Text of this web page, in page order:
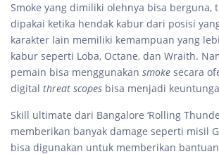
Smoke yang dimiliki olehnya bisa berguna,
dipakai ketika hendak kabur dari posisi
karakter lain memiliki kemampuan yang
kabur seperti Loba, Octane, dan Wraith.
pemain bisa menggunakan smoke secara
digital threat scopes bisa menjadi
Skill ultimate dari Bangalore ‘Rolling
memberikan banyak damage seperti misil
bisa digunakan untuk memberikan